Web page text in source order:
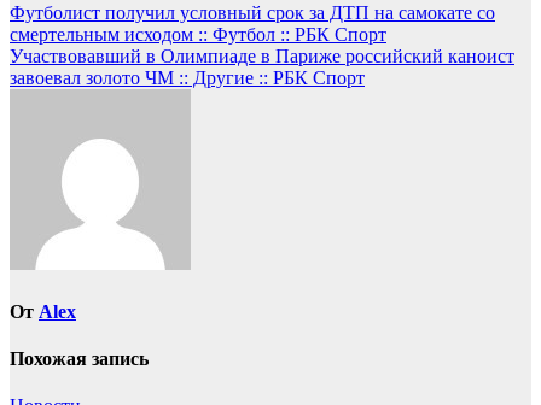
Навигация
по
записям
Футболист получил условный срок за ДТП на самокате со
смертельным исходом :: Футбол :: РБК Спорт
Участвовавший в Олимпиаде в Париже российский каноист
завоевал золото ЧМ :: Другие :: РБК Спорт
От Alex
Похожая запись